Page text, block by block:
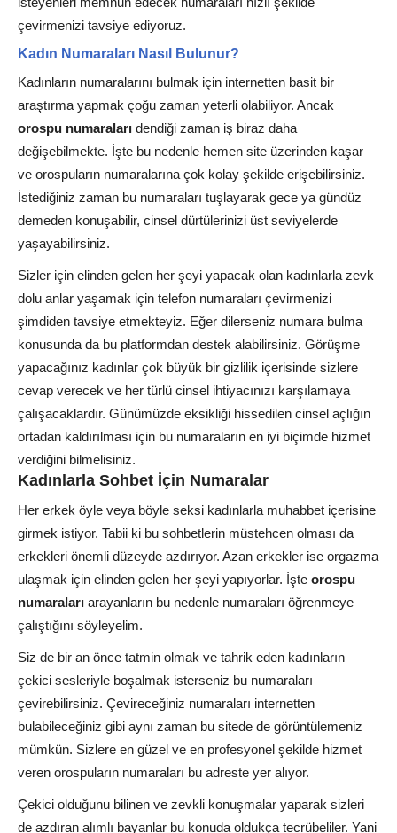
çevirmenizi tavsiye ediyoruz.
Kadın Numaraları Nasıl Bulunur?
Kadınların numaralarını bulmak için internetten basit bir
araştırma yapmak çoğu zaman yeterli olabiliyor. Ancak
orospu numaraları dendiği zaman iş biraz daha
değişebilmekte. İşte bu nedenle hemen site üzerinden kaşar
ve orospuların numaralarına çok kolay şekilde erişebilirsiniz.
İstediğiniz zaman bu numaraları tuşlayarak gece ya gündüz
demeden konuşabilir, cinsel dürtülerinizi üst seviyelerde
yaşayabilirsiniz.
Sizler için elinden gelen her şeyi yapacak olan kadınlarla zevk
dolu anlar yaşamak için telefon numaraları çevirmenizi
şimdiden tavsiye etmekteyiz. Eğer dilerseniz numara bulma
konusunda da bu platformdan destek alabilirsiniz. Görüşme
yapacağınız kadınlar çok büyük bir gizlilik içerisinde sizlere
cevap verecek ve her türlü cinsel ihtiyacınızı karşılamaya
çalışacaklardır. Günümüzde eksikliği hissedilen cinsel açlığın
ortadan kaldırılması için bu numaraların en iyi biçimde hizmet
verdiğini bilmelisiniz.
Kadınlarla Sohbet İçin Numaralar
Her erkek öyle veya böyle seksi kadınlarla muhabbet içerisine
girmek istiyor. Tabii ki bu sohbetlerin müstehcen olması da
erkekleri önemli düzeyde azdırıyor. Azan erkekler ise orgazma
ulaşmak için elinden gelen her şeyi yapıyorlar. İşte orospu
numaraları arayanların bu nedenle numaraları öğrenmeye
çalıştığını söyleyelim.
Siz de bir an önce tatmin olmak ve tahrik eden kadınların
çekici sesleriyle boşalmak isterseniz bu numaraları
çevirebilirsiniz. Çevireceğiniz numaraları internetten
bulabileceğiniz gibi aynı zaman bu sitede de görüntülemeniz
mümkün. Sizlere en güzel ve en profesyonel şekilde hizmet
veren orospuların numaraları bu adreste yer alıyor.
Çekici olduğunu bilinen ve zevkli konuşmalar yaparak sizleri
de azdıran alımlı bayanlar bu konuda oldukça tecrübeliler. Yani